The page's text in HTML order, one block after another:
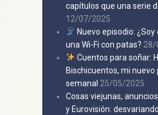
capítulos que una serie
12/07/2025
Nuevo episodio:
una Wi-Fi con patas? 28/
Cuentos para soñar:
Bischicuentos, mi nuevo
semanal 25/05/2025
Cosas viejunas,
y Eurovisión: